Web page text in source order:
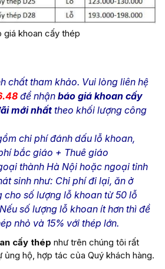
giá khoan cấy thép
chất tham khảo. Vui lòng liên hệ
để nhận báo giá khoan cấy
mới nhấttheo khối lượng công
chi phí đánh dấu lỗ khoan,
bắc giáo + Thuê giáo
thành Hà Nội hoặc ngoại tỉnh
sinh như: Chi phí đi lại, ăn ở
cho số lượng lỗ khoan từ 50 lỗ
số lượng lỗ khoan ít hơn thì đề
nhỏ và 15% với thép lớn.
cấy thép như trên chúng tôi rất
hộ, hợp tác của Quý khách hàng.